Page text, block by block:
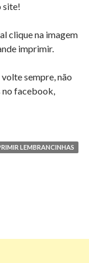
site!
clique na imagem
imprimir.
sempre, não
no facebook,
LEMBRANCINHAS